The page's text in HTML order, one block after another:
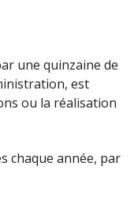
une quinzaine de
est
ou la réalisation
chaque année, par